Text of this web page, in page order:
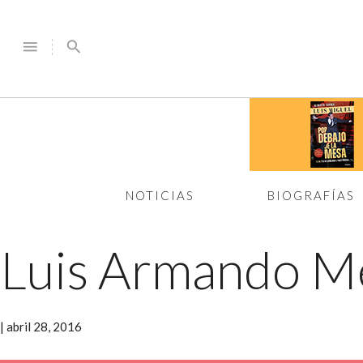
menu search
NOTICIAS BIOGRAFÍAS
Luis Armando
| abril 28, 2016